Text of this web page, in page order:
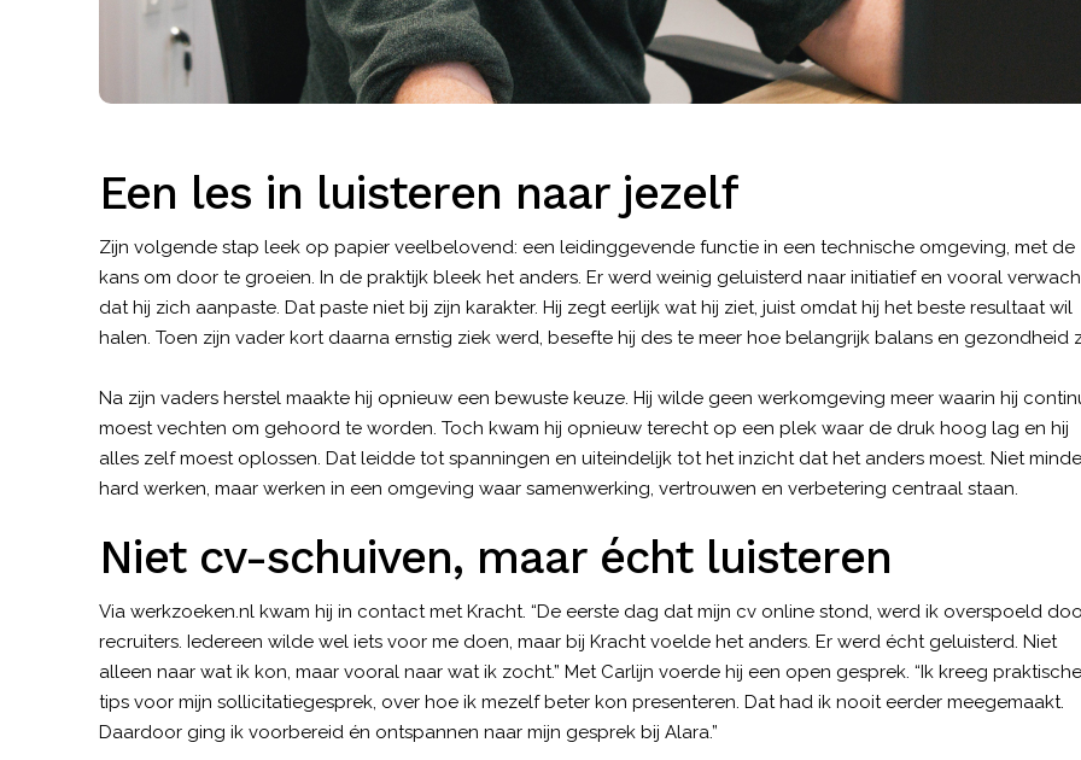
Een les in luisteren naar jezelf
Zijn volgende stap leek op papier veelbelovend: een leidinggevende functie in een technische omgeving, met de
kans om door te groeien. In de praktijk bleek het anders. Er werd weinig geluisterd naar initiatief en vooral
dat hij zich aanpaste. Dat paste niet bij zijn karakter. Hij zegt eerlijk wat hij ziet, juist omdat hij het beste resultaat wil
halen. Toen zijn vader kort daarna ernstig ziek werd, besefte hij des te meer hoe belangrijk balans en gezondheid
Na zijn vaders herstel maakte hij opnieuw een bewuste keuze. Hij wilde geen werkomgeving meer waarin hij
moest vechten om gehoord te worden. Toch kwam hij opnieuw terecht op een plek waar de druk hoog lag en hij
alles zelf moest oplossen. Dat leidde tot spanningen en uiteindelijk tot het inzicht dat het anders moest. Niet
hard werken, maar werken in een omgeving waar samenwerking, vertrouwen en verbetering centraal staan.
Niet cv-schuiven, maar écht luisteren
Via werkzoeken.nl kwam hij in contact met Kracht. “De eerste dag dat mijn cv online stond, werd ik overspoeld
recruiters. Iedereen wilde wel iets voor me doen, maar bij Kracht voelde het anders. Er werd écht geluisterd. Niet
alleen naar wat ik kon, maar vooral naar wat ik zocht.” Met Carlijn voerde hij een open gesprek. “Ik kreeg praktische
tips voor mijn sollicitatiegesprek, over hoe ik mezelf beter kon presenteren. Dat had ik nooit eerder meegemaakt.
Daardoor ging ik voorbereid én ontspannen naar mijn gesprek bij Alara.”